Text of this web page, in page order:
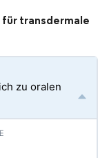
für transdermale
zu oralen